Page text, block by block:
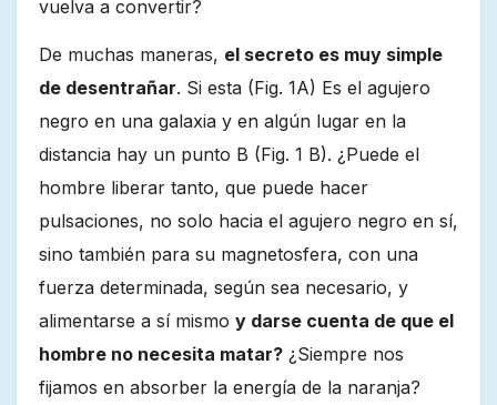
vuelva a convertir?
De muchas maneras, el secreto es muy simple
de desentrañar. Si esta (Fig. 1A) Es el agujero
negro en una galaxia y en algún lugar en la
distancia hay un punto B (Fig. 1 B). ¿Puede el
hombre liberar tanto, que puede hacer
pulsaciones, no solo hacia el agujero negro en sí,
sino también para su magnetosfera, con una
fuerza determinada, según sea necesario, y
alimentarse a sí mismo y darse cuenta de que el
hombre no necesita matar? ¿Siempre nos
fijamos en absorber la energía de la naranja?